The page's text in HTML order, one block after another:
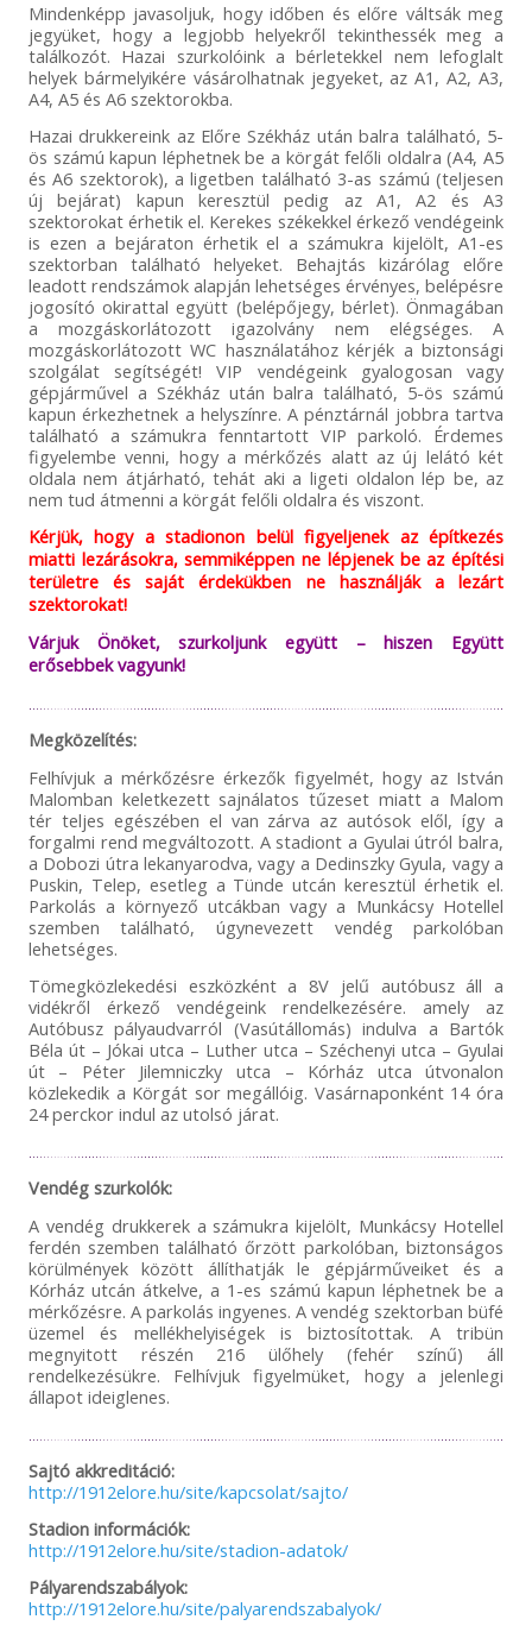
Mindenképp javasoljuk, hogy időben és előre váltsák meg
jegyüket, hogy a legjobb helyekről tekinthessék meg a
találkozót. Hazai szurkolóink a bérletekkel nem lefoglalt
helyek bármelyikére vásárolhatnak jegyeket, az A1, A2, A3,
A4, A5 és A6 szektorokba.
Hazai drukkereink az Előre Székház után balra található, 5-
ös számú kapun léphetnek be a körgát felőli oldalra (A4, A5
és A6 szektorok), a ligetben található 3-as számú (teljesen
új bejárat) kapun keresztül pedig az A1, A2 és A3
szektorokat érhetik el. Kerekes székekkel érkező vendégeink
is ezen a bejáraton érhetik el a számukra kijelölt, A1-es
szektorban található helyeket. Behajtás kizárólag előre
leadott rendszámok alapján lehetséges érvényes, belépésre
jogosító okirattal együtt (belépőjegy, bérlet). Önmagában
a mozgáskorlátozott igazolvány nem elégséges. A
mozgáskorlátozott WC használatához kérjék a biztonsági
szolgálat segítségét! VIP vendégeink gyalogosan vagy
gépjárművel a Székház után balra található, 5-ös számú
kapun érkezhetnek a helyszínre. A pénztárnál jobbra tartva
található a számukra fenntartott VIP parkoló. Érdemes
figyelembe venni, hogy a mérkőzés alatt az új lelátó két
oldala nem átjárható, tehát aki a ligeti oldalon lép be, az
nem tud átmenni a körgát felőli oldalra és viszont.
Kérjük, hogy a stadionon belül figyeljenek az építkezés
miatti lezárásokra, semmiképpen ne lépjenek be az építési
területre és saját érdekükben ne használják a lezárt
szektorokat!
Várjuk Önöket, szurkoljunk együtt – hiszen Együtt
erősebbek vagyunk!
Megközelítés:
Felhívjuk a mérkőzésre érkezők figyelmét, hogy az István
Malomban keletkezett sajnálatos tűzeset miatt a Malom
tér teljes egészében el van zárva az autósok elől, így a
forgalmi rend megváltozott. A stadiont a Gyulai útról balra,
a Dobozi útra lekanyarodva, vagy a Dedinszky Gyula, vagy a
Puskin, Telep, esetleg a Tünde utcán keresztül érhetik el.
Parkolás a környező utcákban vagy a Munkácsy Hotellel
szemben található, úgynevezett vendég parkolóban
lehetséges.
Tömegközlekedési eszközként a 8V jelű autóbusz áll a
vidékről érkező vendégeink rendelkezésére. amely az
Autóbusz pályaudvarról (Vasútállomás) indulva a Bartók
Béla út – Jókai utca – Luther utca – Széchenyi utca – Gyulai
út – Péter Jilemniczky utca – Kórház utca útvonalon
közlekedik a Körgát sor megállóig. Vasárnaponként 14 óra
24 perckor indul az utolsó járat.
Vendég szurkolók:
A vendég drukkerek a számukra kijelölt, Munkácsy Hotellel
ferdén szemben található őrzött parkolóban, biztonságos
körülmények között állíthatják le gépjárműveiket és a
Kórház utcán átkelve, a 1-es számú kapun léphetnek be a
mérkőzésre. A parkolás ingyenes. A vendég szektorban büfé
üzemel és mellékhelyiségek is biztosítottak. A tribün
megnyitott részén 216 ülőhely (fehér színű) áll
rendelkezésükre. Felhívjuk figyelmüket, hogy a jelenlegi
állapot ideiglenes.
Sajtó akkreditáció:
http://1912elore.hu/site/kapcsolat/sajto/
Stadion információk:
http://1912elore.hu/site/stadion-adatok/
Pályarendszabályok:
http://1912elore.hu/site/palyarendszabalyok/